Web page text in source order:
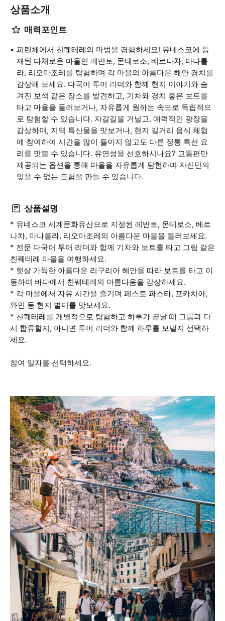
상품소개
매력포인트
피렌체에서 친퀘테레의 마법을 경험하세요! 유네스코에 등
재된 다채로운 마을인 레반토, 몬테로소, 베르나차, 마나롤
라, 리오마조레를 탐험하며 각 마을의 아름다운 해안 경치를
감상해 보세요. 다국어 투어 리더와 함께 현지 이야기와 숨
겨진 보석 같은 장소를 발견하고, 기차와 경치 좋은 보트를
타고 마을을 둘러보거나, 자유롭게 원하는 속도로 독립적으
로 탐험할 수 있습니다. 자갈길을 거닐고, 매력적인 광장을
감상하며, 지역 특산물을 맛보거나, 현지 길거리 음식 체험
에 참여하여 시간을 많이 들이지 않고도 다른 정통 특선 요
리를 맛볼 수 있습니다. 유연성을 선호하시나요? 교통편만
제공되는 옵션을 통해 마을을 자유롭게 탐험하며 자신만의
잊을 수 없는 모험을 만들 수 있습니다.
상품설명
* 유네스코 세계문화유산으로 지정된 레반토, 몬테로소, 베르
나차, 마나롤라, 리오마조레의 아름다운 마을을 둘러보세요.
* 전문 다국어 투어 리더와 함께 기차와 보트를 타고 그림 같은
친퀘테레 마을을 여행하세요.
* 햇살 가득한 아름다운 리구리아 해안을 따라 보트를 타고 이
동하며 바다에서 친퀘테레의 아름다움을 감상하세요.
* 각 마을에서 자유 시간을 즐기며 페스토 파스타, 포카치아,
와인 등 현지 별미를 맛보세요.
* 친퀘테레를 개별적으로 탐험하고 하루가 끝날 때 그룹과 다
시 합류할지, 아니면 투어 리더와 함께 하루를 보낼지 선택하
세요.
참여 일자를 선택하세요.